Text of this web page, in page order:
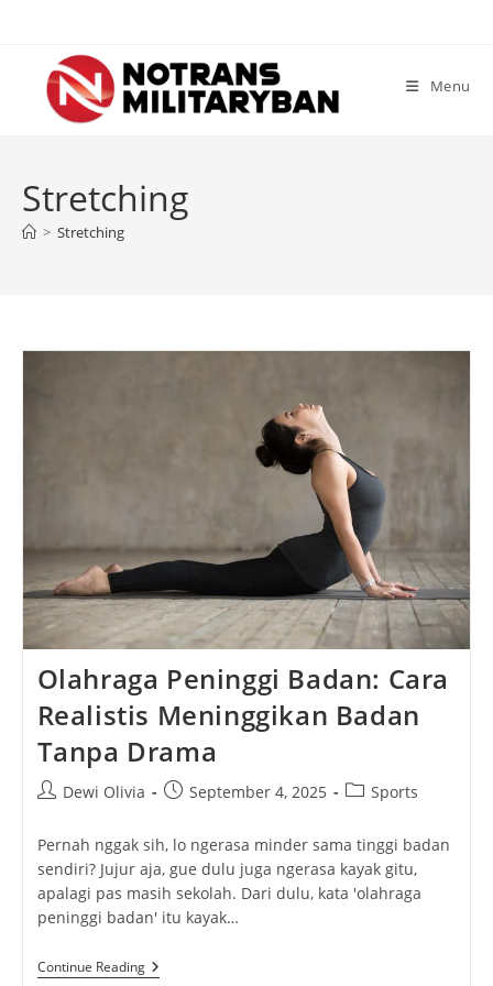
content
Menu
Stretching
> Stretching
Olahraga Peninggi Badan: Cara
Realistis Meninggikan Badan
Tanpa Drama
PostDewi Olivia
PostSeptember 4, 2025
PostSports
Pernah nggak sih, lo ngerasa minder sama tinggi badan
sendiri? Jujur aja, gue dulu juga ngerasa kayak gitu,
apalagi pas masih sekolah. Dari dulu, kata 'olahraga
peninggi badan' itu kayak…
Continue ReadingOlahraga